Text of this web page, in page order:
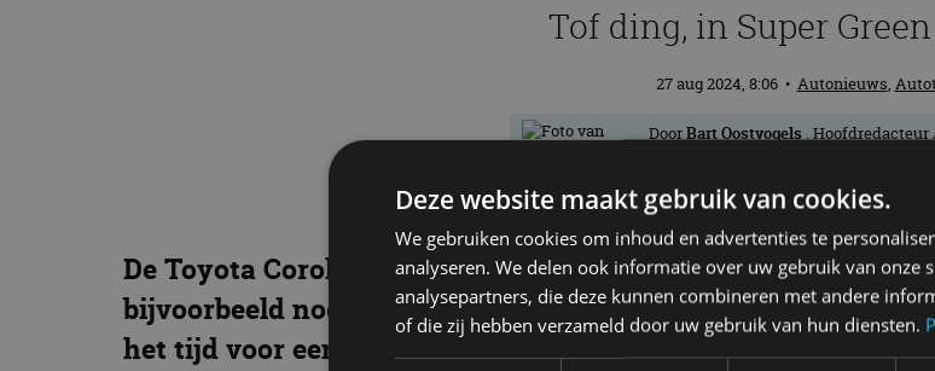
Tof ding, in Super
27 aug 2024, 8:06 • Autonieuws,
DoorBart Oostvogels . Hoofdredacteur
De Toyota Corolla Touring Sports is al vaker de revue
bijvoorbeeld nog met het deCorolla Touring Sportsom alle
het tijd voor een nieuwe kennismaking, want achter de
Deze website maakt gebruik van cookies.
We gebruiken cookies om inhoud en advertenties te
analyseren. We delen ook informatie over uw gebruik van onze
analysepartners, die deze kunnen combineren met andere
of die zij hebben verzameld door uw gebruik van hun diensten.